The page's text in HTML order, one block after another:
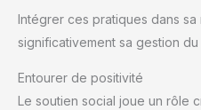
Intégrer ces pratiques dans
significativement sa gestion du
Entourer de positivité
Le soutien social joue un rôle